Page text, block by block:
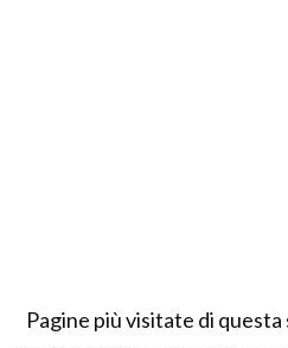
Pagine più visitate di